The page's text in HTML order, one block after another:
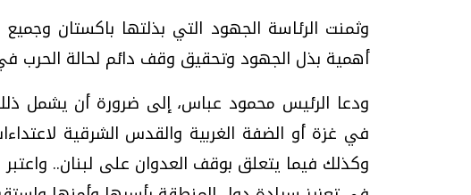
وثمنت الرئاسة الجهود التي بذلتها باكستان
أهمية بذل الجهود وتحقيق وقف دائم لحالة الحرب
ودعا الرئيس محمود عباس، إلى ضرورة أن يشمل
في غزة أو الضفة الغربية والقدس الشرقية
وكذلك فيما يتعلق بوقف العدوان على لبنان..
فيديو.. الإعلام الرقمي.. تقنيات
وتحديات هائلة
الخميس، 30 يوليو 2026 01:09 م
موجات الطقس الساخنة.. لماذا تحدث وكيف